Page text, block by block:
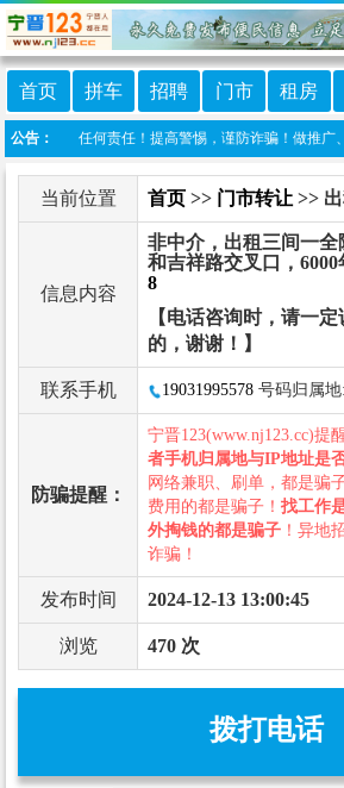
首页 拼车 招聘 门市 租房
公告：
不承担任何责任！提高警惕，谨防诈骗！做推广、
当前位置 首页 >> 门市转让 >> 出
信息内容
非中介，出租三间一
和吉祥路交叉口，6000
8
【电话咨询时，请一
的，谢谢！】
联系手机 19031995578 号码归属
防骗提醒：
宁晋123(www.nj123.cc)提
者手机归属地与IP地址是
网络兼职、刷单，都是骗
费用的都是骗子！ 找工作
外掏钱的都是骗子 ！异地
诈骗！
发布时间 2024-12-13 13:00:45
浏览 470 次
拨打电话